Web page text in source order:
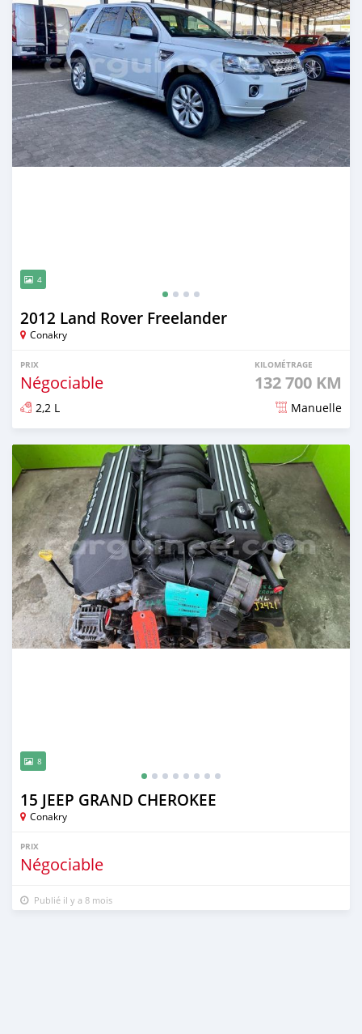
4
2012 Land Rover Freelander
Conakry
PRIX
Négociable
KILOMÉTRAGE
132 700 KM
2,2 L Manuelle
Publié il y a 8 mois
8
15 JEEP GRAND CHEROKEE
Conakry
PRIX
Négociable
Publié il y a 8 mois